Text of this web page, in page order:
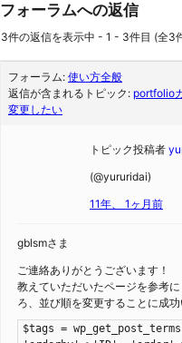
フォーラムへの返信
3件の返信を表示中 - 1 - 3件目 (全3
フォーラム: 使い方全般
返信が含まれるトピック: portfolio
変更したい
トピック投稿者
(@yururidai)
11年、 1ヶ月前
gblsmさま
ご連絡ありがとうございます！
教えていただいたページを参考
ろ、並び順を変更することに成功
$tags =